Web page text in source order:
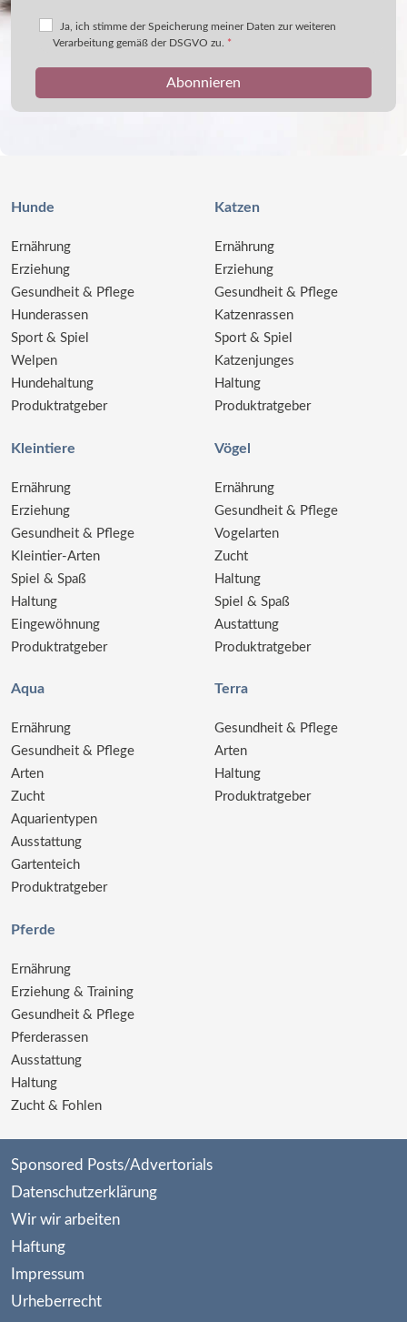
Ja, ich stimme der Speicherung meiner Daten zur weiteren
Verarbeitung gemäß der DSGVO zu. *
Hunde
Ernährung
Erziehung
Gesundheit & Pflege
Hunderassen
Sport & Spiel
Welpen
Hundehaltung
Produktratgeber
Katzen
Ernährung
Erziehung
Gesundheit & Pflege
Katzenrassen
Sport & Spiel
Katzenjunges
Haltung
Produktratgeber
Kleintiere
Ernährung
Erziehung
Gesundheit & Pflege
Kleintier-Arten
Spiel & Spaß
Haltung
Eingewöhnung
Produktratgeber
Vögel
Ernährung
Gesundheit & Pflege
Vogelarten
Zucht
Haltung
Spiel & Spaß
Austattung
Produktratgeber
Aqua
Ernährung
Gesundheit & Pflege
Arten
Zucht
Aquarientypen
Ausstattung
Gartenteich
Produktratgeber
Terra
Gesundheit & Pflege
Arten
Haltung
Produktratgeber
Pferde
Ernährung
Erziehung & Training
Gesundheit & Pflege
Pferderassen
Ausstattung
Haltung
Zucht & Fohlen
Sponsored Posts/Advertorials
Datenschutzerklärung
Wir wir arbeiten
Haftung
Impressum
Urheberrecht